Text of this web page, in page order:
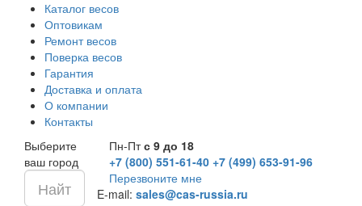
Каталог весов
Оптовикам
Ремонт весов
Поверка весов
Гарантия
Доставка и оплата
О компании
Контакты
Выберите
ваш город
Пн-Птс 9 до 18
+7 (800) 551-61-40 +7 (499) 653-91-96
Перезвоните мне
E-mail: sales@cas-russia.ru